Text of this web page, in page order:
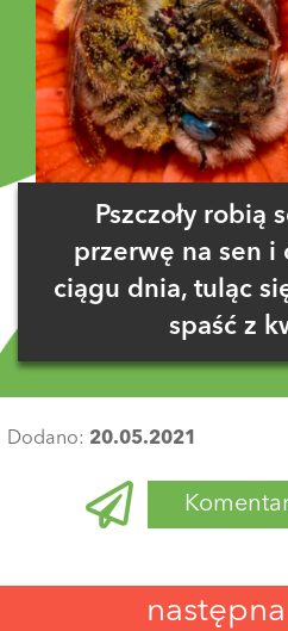
Pszczoły robią
przerwę na sen i
ciągu dnia, tuląc
spaść z
Dodano: 20.05.2021